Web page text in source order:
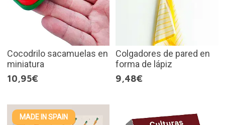
Cocodrilo sacamuelas en
miniatura
10,95€
Colgadores de pared en
forma de lápiz
9,48€
MADE IN SPAIN